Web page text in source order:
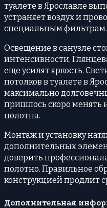
туалете в Ярославле
устраняет воздух и
специальным фильтрам.
Освещение в санузле
интенсивности.
еще усилят яркость.
потолков в туалете в
максимально
пришлось скоро менять
полотна.
Монтаж и установку
дополнительных
доверить
полотно. Правильное
конструкцией продлит
Дополнительная